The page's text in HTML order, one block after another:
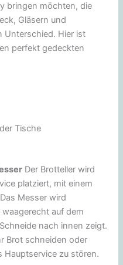
bringen möchten, die
Gläsern und
Unterschied. Hier ist
perfekt gedeckten
Tische
Der Brotteller wird
platziert, mit einem
Messer wird
auf dem
nach innen zeigt.
Brot schneiden oder
Hauptservice zu stören.